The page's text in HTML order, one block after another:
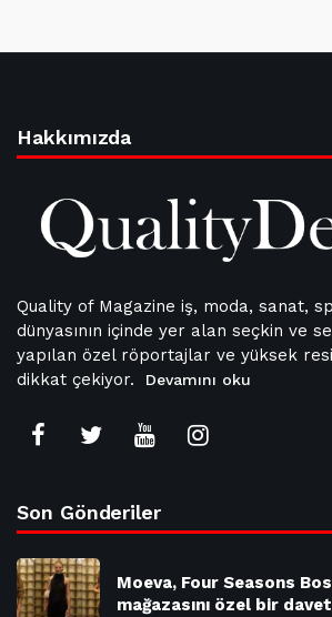
Hakkımızda
Quality of Magazine iş, moda, sanat,
dünyasının içinde yer alan seçkin ve
yapılan özel röportajlar ve yüksek
dikkat çekiyor.
Devamını oku
Son Gönderiler
Moeva, Four Seasons
mağazasını özel bir